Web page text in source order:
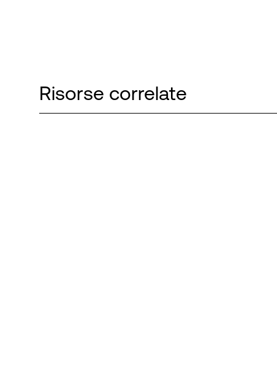
Risorse correlate